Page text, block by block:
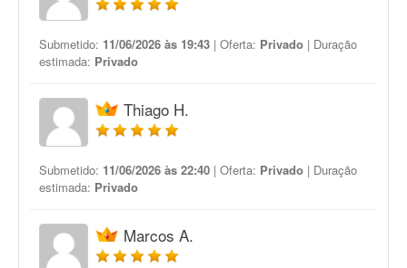
Submetido: 11/06/2026 às 19:43 | Oferta: Privado | Duração
estimada: Privado
Thiago H.
Submetido: 11/06/2026 às 22:40 | Oferta: Privado | Duração
estimada: Privado
Marcos A.